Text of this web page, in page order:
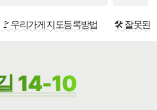
🚩 우리가게 지도등록방법 🛠️ 잘못된
14-10